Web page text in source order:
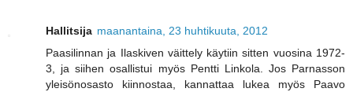
Hallitsija maanantaina, 23 huhtikuuta, 2012
Paasilinnan ja Ilaskiven väittely käytiin sitten vuosina 1972-
3, ja siihen osallistui myös Pentti Linkola. Jos Parnasson
yleisönosasto kiinnostaa, kannattaa lukea myös Paavo